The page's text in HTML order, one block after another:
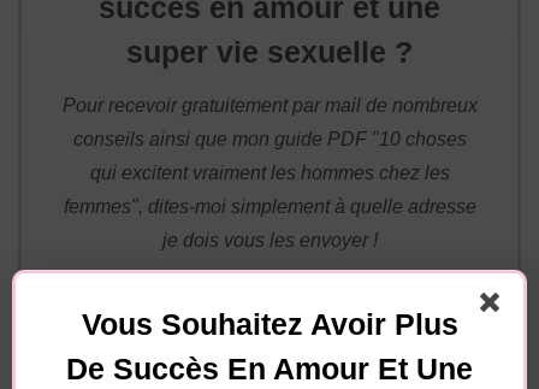
succès en amour et une
super vie sexuelle ?
Pour recevoir gratuitement par mail de nombreux
conseils ainsi que mon guide PDF "10 choses
qui excitent vraiment les hommes chez les
femmes", dites-moi simplement à quelle adresse
je dois vous les envoyer !
Vous Souhaitez Avoir Plus
De Succès En Amour Et Une